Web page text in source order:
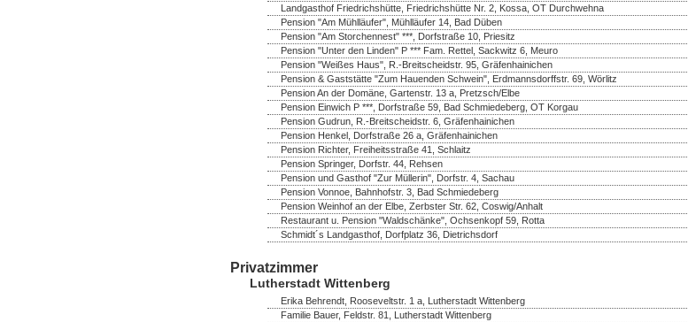
Landgasthof Friedrichshütte, Friedrichshütte Nr. 2, Kossa, OT Durchwehna
Pension "Am Mühlläufer", Mühlläufer 14, Bad Düben
Pension "Am Storchennest" ***, Dorfstraße 10, Priesitz
Pension "Unter den Linden" P *** Fam. Rettel, Sackwitz 6, Meuro
Pension "Weißes Haus", R.-Breitscheidstr. 95, Gräfenhainichen
Pension & Gaststätte "Zum Hauenden Schwein", Erdmannsdorffstr. 69, Wörlitz
Pension An der Domäne, Gartenstr. 13 a, Pretzsch/Elbe
Pension Einwich P ***, Dorfstraße 59, Bad Schmiedeberg, OT Korgau
Pension Gudrun, R.-Breitscheidstr. 6, Gräfenhainichen
Pension Henkel, Dorfstraße 26 a, Gräfenhainichen
Pension Richter, Freiheitsstraße 41, Schlaitz
Pension Springer, Dorfstr. 44, Rehsen
Pension und Gasthof "Zur Müllerin", Dorfstr. 4, Sachau
Pension Vonnoe, Bahnhofstr. 3, Bad Schmiedeberg
Pension Weinhof an der Elbe, Zerbster Str. 62, Coswig/Anhalt
Restaurant u. Pension "Waldschänke", Ochsenkopf 59, Rotta
Schmidt´s Landgasthof, Dorfplatz 36, Dietrichsdorf
Privatzimmer
Lutherstadt Wittenberg
Erika Behrendt, Rooseveltstr. 1 a, Lutherstadt Wittenberg
Familie Bauer, Feldstr. 81, Lutherstadt Wittenberg